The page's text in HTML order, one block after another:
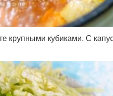
крупными кубиками. С